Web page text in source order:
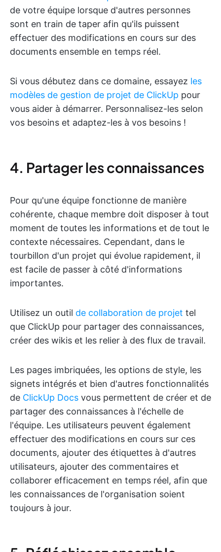
de votre équipe lorsque d'autres personnes
sont en train de taper afin qu'ils puissent
effectuer des modifications en cours sur des
documents ensemble en temps réel.
Si vous débutez dans ce domaine, essayez les
modèles de gestion de projet de ClickUp pour
vous aider à démarrer. Personnalisez-les selon
vos besoins et adaptez-les à vos besoins !
4. Partager les connaissances
Pour qu'une équipe fonctionne de manière
cohérente, chaque membre doit disposer à tout
moment de toutes les informations et de tout le
contexte nécessaires. Cependant, dans le
tourbillon d'un projet qui évolue rapidement, il
est facile de passer à côté d'informations
importantes.
Utilisez un outil de collaboration de projet tel
que ClickUp pour partager des connaissances,
créer des wikis et les relier à des flux de travail.
Les pages imbriquées, les options de style, les
signets intégrés et bien d'autres fonctionnalités
de ClickUp Docs vous permettent de créer et de
partager des connaissances à l'échelle de
l'équipe. Les utilisateurs peuvent également
effectuer des modifications en cours sur ces
documents, ajouter des étiquettes à d'autres
utilisateurs, ajouter des commentaires et
collaborer efficacement en temps réel, afin que
les connaissances de l'organisation soient
toujours à jour.